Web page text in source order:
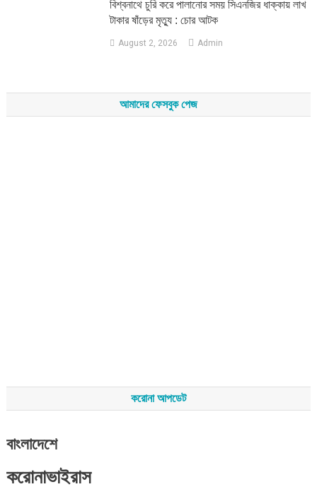
‎বিশ্বনাথে চুরি করে পালানোর সময় সিএনজির ধাক্কায় লাখ
টাকার ষাঁড়ের মৃত্যু : চোর আটক
August 2, 2026 Admin
আমাদের ফেসবুক পেজ
করোনা আপডেট
বাংলাদেশে
করোনাভাইরাস